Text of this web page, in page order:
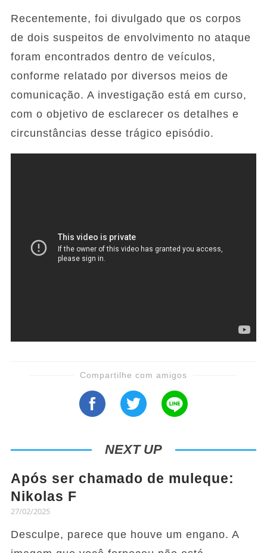
Recentemente, foi divulgado que os corpos
de dois suspeitos de envolvimento no ataque
foram encontrados dentro de veículos,
conforme relatado por diversos meios de
comunicação. A investigação está em curso,
com o objetivo de esclarecer os detalhes e
circunstâncias desse trágico episódio.
Compartilhe com amigos
NEXT UP
Após ser chamado de muleque:
Nikolas F
27/02/2025
Desculpe, parece que houve um engano. A